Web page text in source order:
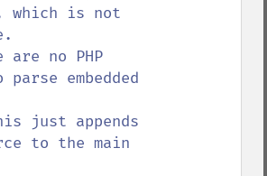
which is not
embedded
to the main